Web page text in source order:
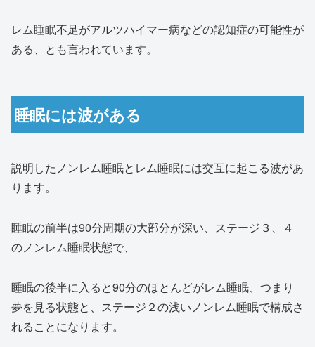
レム睡眠不足がアルツハイマー病などの認知症の可能性が
ある、とも言われています。
睡眠には波がある
説明したノンレム睡眠とレム睡眠には交互に起こる波があ
ります。
睡眠の前半は90分周期の大部分が深い、ステージ３、４
のノンレム睡眠状態で、
睡眠の後半に入ると90分のほとんどがレム睡眠、つまり
夢を見る状態と、ステージ２の浅いノンレム睡眠で構成さ
れることになります。